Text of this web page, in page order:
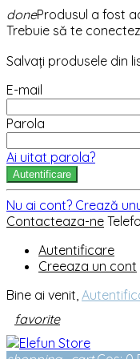
doneProdusul a fost
Trebuie să te
Salvați produsele din
E-mail
Parola
Ai uitat parola?
Autentificare
Nu ai cont? Crează
Contacteaza-ne
Autentificare
Creeaza un cont
Bine ai venit,
favorite